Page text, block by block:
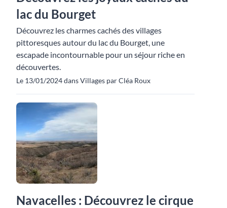
lac du Bourget
Découvrez les charmes cachés des villages
pittoresques autour du lac du Bourget, une
escapade incontournable pour un séjour riche en
découvertes.
Le 13/01/2024 dans Villages par Cléa Roux
Navacelles : Découvrez le cirque